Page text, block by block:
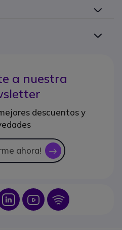
a nuestra
descuentos y
ahora! icon
Icon Icon Icon